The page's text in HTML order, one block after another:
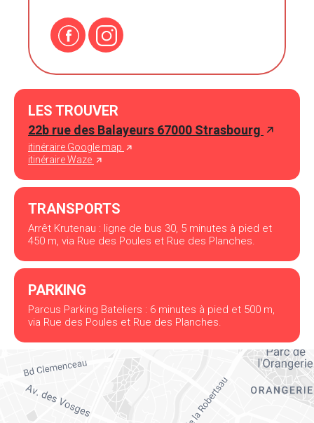
LES TROUVER
22b rue des Balayeurs 67000 Strasbourg
itinéraire Google map
itinéraire Waze
TRANSPORTS
Arrêt Krutenau : ligne de bus 30, 5 minutes à pied et
450 m, via Rue des Poules et Rue des Planches.
PARKING
Parcus Parking Bateliers : 6 minutes à pied et 500 m,
via Rue des Poules et Rue des Planches.